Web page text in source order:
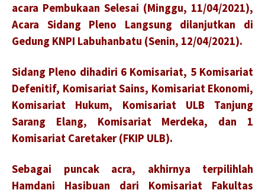
acara Pembukaan Selesai (Minggu, 11/04/2021),
Acara Sidang Pleno Langsung dilanjutkan di
Gedung KNPI Labuhanbatu (Senin, 12/04/2021).
Sidang Pleno dihadiri 6 Komisariat, 5 Komisariat
Defenitif, Komisariat Sains, Komisariat Ekonomi,
Komisariat Hukum, Komisariat ULB Tanjung
Sarang Elang, Komisariat Merdeka, dan 1
Komisariat Caretaker (FKIP ULB).
Sebagai puncak acra, akhirnya terpilihlah
Hamdani Hasibuan dari Komisariat Fakultas